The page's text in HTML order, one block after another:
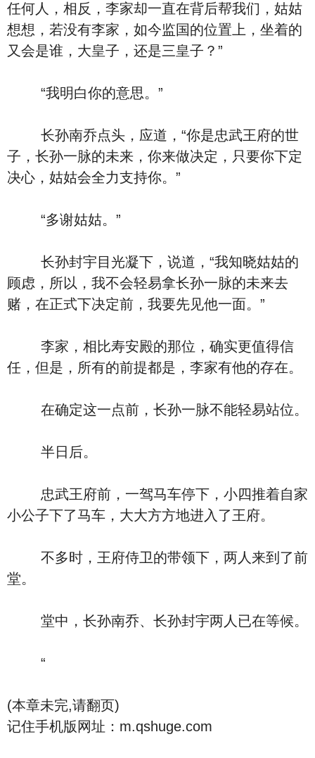
任何人，相反，李家却一直在背后帮我们，姑姑
想想，若没有李家，如今监国的位置上，坐着的
又会是谁，大皇子，还是三皇子？”
“我明白你的意思。”
长孙南乔点头，应道，“你是忠武王府的世
子，长孙一脉的未来，你来做决定，只要你下定
决心，姑姑会全力支持你。”
“多谢姑姑。”
长孙封宇目光凝下，说道，“我知晓姑姑的
顾虑，所以，我不会轻易拿长孙一脉的未来去
赌，在正式下决定前，我要先见他一面。”
李家，相比寿安殿的那位，确实更值得信
任，但是，所有的前提都是，李家有他的存在。
在确定这一点前，长孙一脉不能轻易站位。
半日后。
忠武王府前，一驾马车停下，小四推着自家
小公子下了马车，大大方方地进入了王府。
不多时，王府侍卫的带领下，两人来到了前
堂。
堂中，长孙南乔、长孙封宇两人已在等候。
“
(本章未完,请翻页)
记住手机版网址：m.qshuge.com